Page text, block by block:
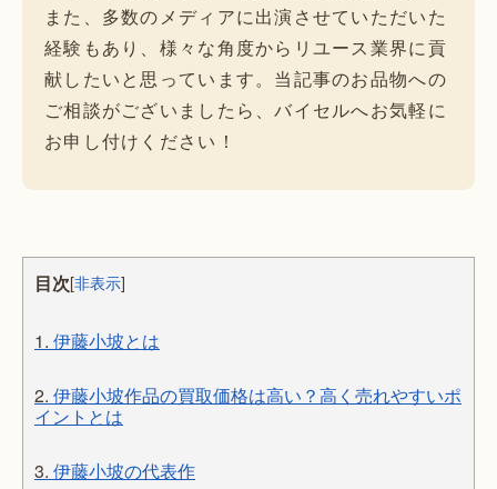
また、多数のメディアに出演させていただいた
経験もあり、様々な角度からリユース業界に貢
献したいと思っています。当記事のお品物への
ご相談がございましたら、バイセルへお気軽に
お申し付けください！
目次[非表示]
1. 伊藤小坡とは
2. 伊藤小坡作品の買取価格は高い？高く売れやすいポ
イントとは
3. 伊藤小坡の代表作